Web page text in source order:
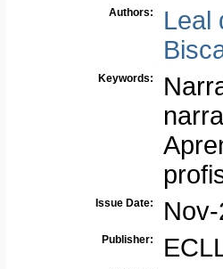
Authors:
Leal
Keywords:
Issue Date:
Publisher: